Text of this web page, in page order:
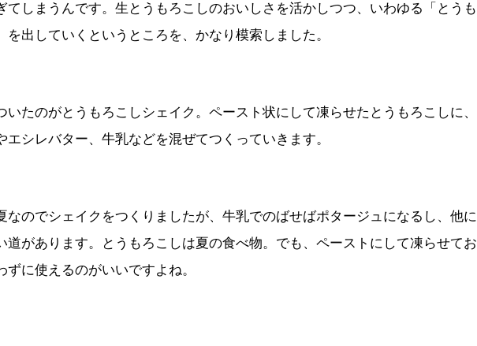
てしまうんです。生とうもろこしのおいしさを活かしつつ、いわゆる「とうも
を出していくというところを、かなり模索しました。
いたのがとうもろこしシェイク。ペースト状にして凍らせたとうもろこしに、
エシレバター、牛乳などを混ぜてつくっていきます。
なのでシェイクをつくりましたが、牛乳でのばせばポタージュになるし、他に
道があります。とうもろこしは夏の食べ物。でも、ペーストにして凍らせてお
ずに使えるのがいいですよね。